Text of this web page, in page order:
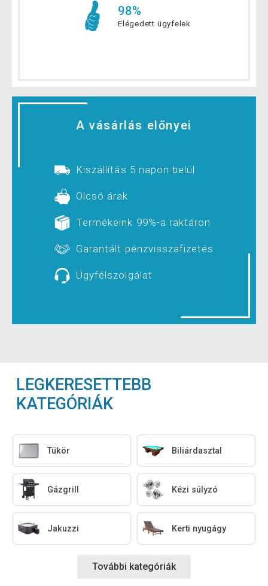
98%
Elégedett ügyfelek
A vásárlás előnyei
Kiszállítás 5 napon belül
Olcsó árak
Termékeink 99%-a raktáron
Garantált pénzvisszafizetés
Ügyfélszolgálat
LEGKERESETTEBB
KATEGÓRIÁK
Tükör Biliárdasztal
Gázgrill Kézi súlyzó
Jakuzzi Kerti nyugágy
További kategóriák